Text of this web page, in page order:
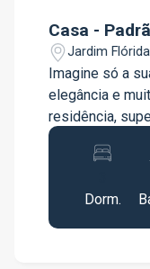
Casa -
Jardim
Imagine só a
elegância e
residência,
reformada no
Um dos
você precisa. -
Lavabo; - Sala
Dorm.